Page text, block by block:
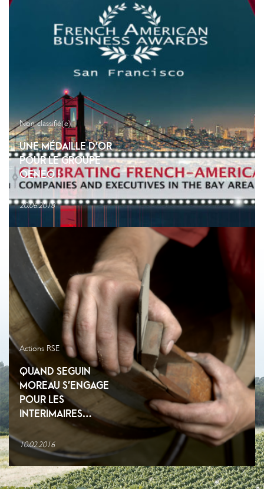
Non classifié(e)
UNE MÉDAILLE D’OR
POUR LE GROUPE
OENEO !
20.06.2018
Actions RSE
QUAND SEGUIN
MOREAU S’ENGAGE
POUR LES
INTERIMAIRES…
10.02.2016